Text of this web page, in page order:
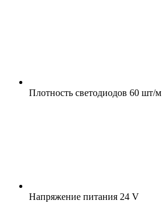
Плотность светодиодов 60 шт/м
Напряжение питания 24 V